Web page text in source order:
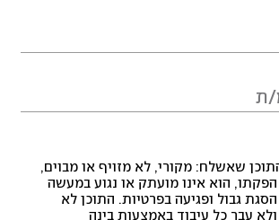
שאשלח: מקורי, לא מזויף או מבוים,
הוא אינו מועתק או נגוע במעשה
הסגת גבול ופגיעה בפרטיות. התוכן לא
עבר כל עיבוד באמצעות בינה